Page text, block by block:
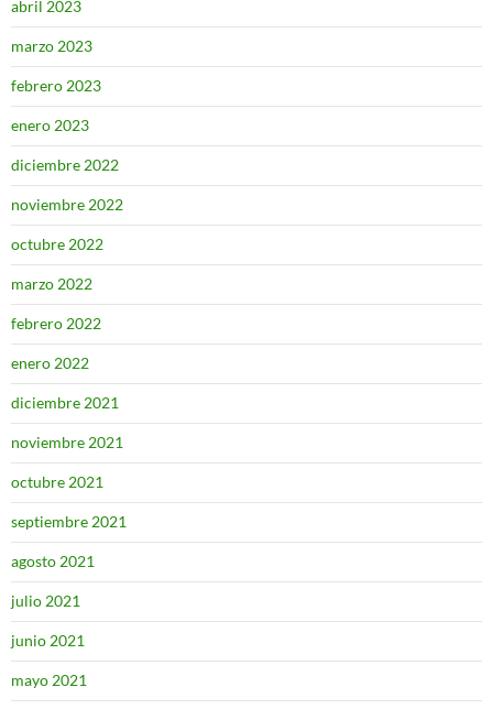
abril 2023
marzo 2023
febrero 2023
enero 2023
diciembre 2022
noviembre 2022
octubre 2022
marzo 2022
febrero 2022
enero 2022
diciembre 2021
noviembre 2021
octubre 2021
septiembre 2021
agosto 2021
julio 2021
junio 2021
mayo 2021